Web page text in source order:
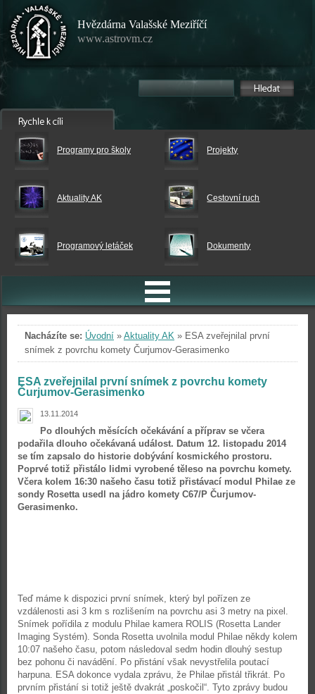
Hvězdárna Valašské Meziříčí
www.astrovm.cz
Programy pro školy Projekty
Aktuality AK Cestovní ruch
Programový letáček Dokumenty
Nacházíte se: Úvodní » Aktuality AK » ESA zveřejnilal první
snímek z povrchu komety Čurjumov-Gerasimenko
ESA zveřejnilal první snímek z povrchu komety
Čurjumov-Gerasimenko
13.11.2014
Po dlouhých měsících očekávání a příprav se včera
podařila dlouho očekávaná událost. Datum 12. listopadu 2014
se tím zapsalo do historie dobývání kosmického prostoru.
Poprvé totiž přistálo lidmi vyrobené těleso na povrchu komety.
Včera kolem 16:30 našeho času totiž přistávací modul Philae ze
sondy Rosetta usedl na jádro komety C67/P Čurjumov-
Gerasimenko.
Teď máme k dispozici první snímek, který byl pořízen ze
vzdálenosti asi 3 km s rozlišením na povrchu asi 3 metry na pixel.
Snímek pořídila z modulu Philae kamera ROLIS (Rosetta Lander
Imaging Systém). Sonda Rosetta uvolnila modul Philae někdy kolem
10:07 našeho času, potom následoval sedm hodin dlouhý sestup
bez pohonu či navádění. Po přistání však nevystřelila poutací
harpuna. ESA dokonce vydala zprávu, že Philae přistál třikrát. Po
prvním přistání si totiž ještě dvakrát „poskočil“. Tyto zprávy budou